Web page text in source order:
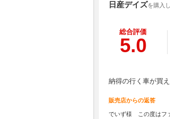
日産デイズを購入
総合評価
5.0
納得の行く車が買
販売店からの返答
でいず様 この度はフ